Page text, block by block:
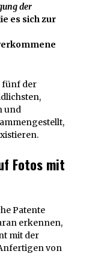
der
es sich zur
fünf der
und
Fotos mit
Patente
erkennen,
mit der
von